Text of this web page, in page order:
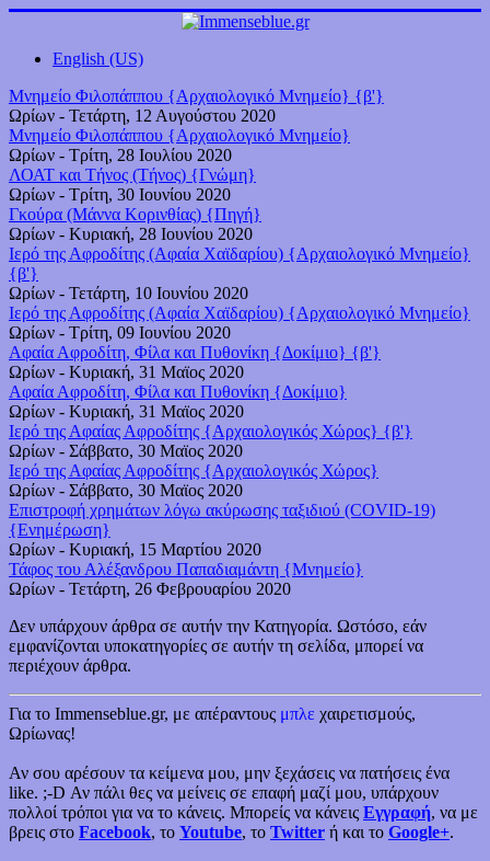
English (US)
Μνημείο Φιλοπάππου {Αρχαιολογικό Μνημείο} {β'}
Ωρίων - Τετάρτη, 12 Αυγούστου 2020
Μνημείο Φιλοπάππου {Αρχαιολογικό Μνημείο}
Ωρίων - Τρίτη, 28 Ιουλίου 2020
ΛΟΑΤ και Τήνος (Τήνος) {Γνώμη}
Ωρίων - Τρίτη, 30 Ιουνίου 2020
Γκούρα (Μάννα Κορινθίας) {Πηγή}
Ωρίων - Κυριακή, 28 Ιουνίου 2020
Ιερό της Αφροδίτης (Αφαία Χαϊδαρίου) {Αρχαιολογικό Μνημείο}
{β'}
Ωρίων - Τετάρτη, 10 Ιουνίου 2020
Ιερό της Αφροδίτης (Αφαία Χαϊδαρίου) {Αρχαιολογικό Μνημείο}
Ωρίων - Τρίτη, 09 Ιουνίου 2020
Αφαία Αφροδίτη, Φίλα και Πυθονίκη {Δοκίμιο} {β'}
Ωρίων - Κυριακή, 31 Μαϊος 2020
Αφαία Αφροδίτη, Φίλα και Πυθονίκη {Δοκίμιο}
Ωρίων - Κυριακή, 31 Μαϊος 2020
Ιερό της Αφαίας Αφροδίτης {Αρχαιολογικός Χώρος} {β'}
Ωρίων - Σάββατο, 30 Μαϊος 2020
Ιερό της Αφαίας Αφροδίτης {Αρχαιολογικός Χώρος}
Ωρίων - Σάββατο, 30 Μαϊος 2020
Επιστροφή χρημάτων λόγω ακύρωσης ταξιδιού (COVID-19)
{Ενημέρωση}
Ωρίων - Κυριακή, 15 Μαρτίου 2020
Τάφος του Αλέξανδρου Παπαδιαμάντη {Μνημείο}
Ωρίων - Τετάρτη, 26 Φεβρουαρίου 2020
Δεν υπάρχουν άρθρα σε αυτήν την Κατηγορία. Ωστόσο, εάν
εμφανίζονται υποκατηγορίες σε αυτήν τη σελίδα, μπορεί να
περιέχουν άρθρα.
Για το Immenseblue.gr, με απέραντους μπλε χαιρετισμούς,
Ωρίωνας!
Αν σου αρέσουν τα κείμενα μου, μην ξεχάσεις να πατήσεις ένα
like. ;-D Αν πάλι θες να μείνεις σε επαφή μαζί μου, υπάρχουν
πολλοί τρόποι για να το κάνεις. Μπορείς να κάνεις Εγγραφή, να με
βρεις στο Facebook, το Youtube, το Twitter ή και το Google+.